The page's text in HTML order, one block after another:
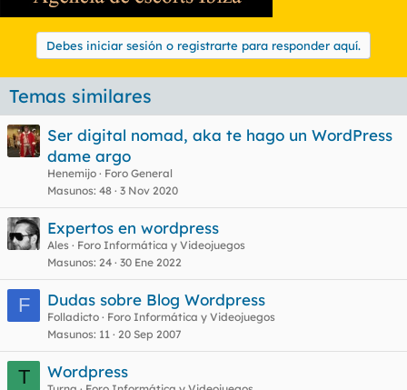
Debes iniciar sesión o registrarte para responder aquí.
Temas similares
Ser digital nomad, aka te hago un WordPress
dame argo
Henemijo
Foro General
Masunos 48 3 Nov 2020
Expertos en wordpress
Ales
Foro Informática y Videojuegos
Masunos 24 30 Ene 2022
F Dudas sobre Blog Wordpress
Folladicto
Foro Informática y Videojuegos
Masunos 11 20 Sep 2007
T Wordpress